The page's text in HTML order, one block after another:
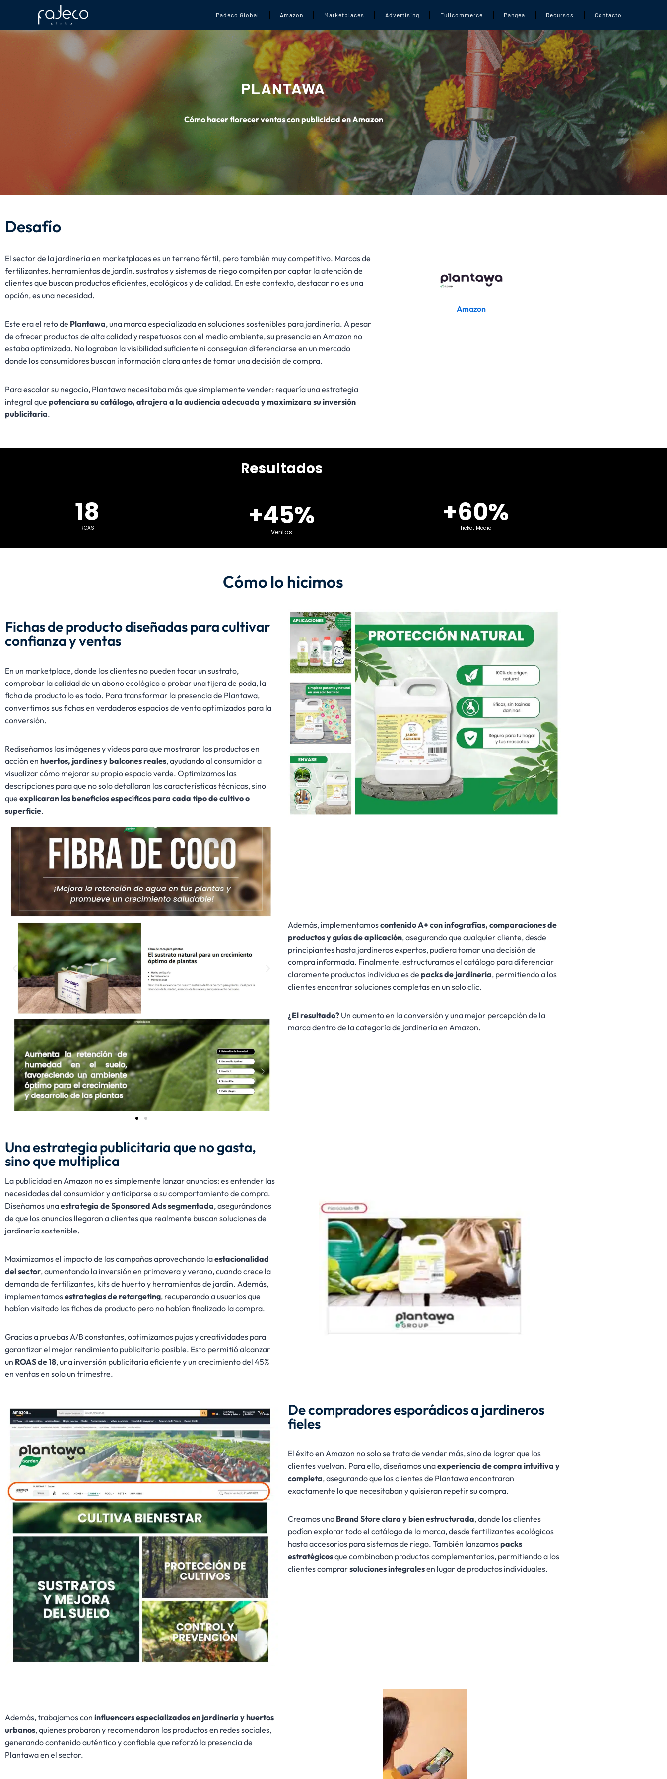
Padeco Global Amazon Marketplaces Advertising Fullcommerce Pangea Recursos Contacto
PLANTAWA
Cómo hacer florecer ventas con publicidad en Amazon
Desafío
El sector de la jardinería en marketplaces es un terreno fértil, pero también muy competitivo. Marcas de
fertilizantes, herramientas de jardín, sustratos y sistemas de riego compiten por captar la atención de
clientes que buscan productos eficientes, ecológicos y de calidad. En este contexto, destacar no es una
opción, es una necesidad.
Este era el reto de Plantawa, una marca especializada en soluciones sostenibles para jardinería. A pesar
de ofrecer productos de alta calidad y respetuosos con el medio ambiente, su presencia en Amazon no
estaba optimizada. No lograban la visibilidad suficiente ni conseguían diferenciarse en un mercado
donde los consumidores buscan información clara antes de tomar una decisión de compra.
Para escalar su negocio, Plantawa necesitaba más que simplemente vender: requería una estrategia
integral que potenciara su catálogo, atrajera a la audiencia adecuada y maximizara su inversión
publicitaria.
Amazon
18
ROAS
Resultados
+45%
Ventas
+60%
Ticket Medio
Cómo lo hicimos
Fichas de producto diseñadas para cultivar
confianza y ventas
En un marketplace, donde los clientes no pueden tocar un sustrato,
comprobar la calidad de un abono ecológico o probar una tijera de poda, la
ficha de producto lo es todo. Para transformar la presencia de Plantawa,
convertimos sus fichas en verdaderos espacios de venta optimizados para la
conversión.
Rediseñamos las imágenes y vídeos para que mostraran los productos en
acción en huertos, jardines y balcones reales, ayudando al consumidor a
visualizar cómo mejorar su propio espacio verde. Optimizamos las
descripciones para que no solo detallaran las características técnicas, sino
que explicaran los beneficios específicos para cada tipo de cultivo o
superficie.
Además, implementamoscontenido A+ con infografías, comparaciones de
productos y guías de aplicación, asegurando que cualquier cliente, desde
principiantes hasta jardineros expertos, pudiera tomar una decisión de
compra informada. Finalmente, estructuramos el catálogo para diferenciar
claramente productos individuales de packs de jardinería, permitiendo a los
clientes encontrar soluciones completas en un solo clic.
¿El resultado? Un aumento en la conversión y una mejor percepción de la
marca dentro de la categoría de jardinería en Amazon.
Una estrategia publicitaria que no gasta,
sino que multiplica
La publicidad en Amazon no es simplemente lanzar anuncios: es entender las
necesidades del consumidor y anticiparse a su comportamiento de compra.
Diseñamos unaestrategia de Sponsored Ads segmentada, asegurándonos
de que los anuncios llegaran a clientes que realmente buscan soluciones de
jardinería sostenible.
Maximizamos el impacto de las campañas aprovechando laestacionalidad
del sector, aumentando la inversión en primavera y verano, cuando crece la
demanda de fertilizantes, kits de huerto y herramientas de jardín. Además,
implementamosestrategias de retargeting, recuperando a usuarios que
habían visitado las fichas de producto pero no habían finalizado la compra.
Gracias a pruebas A/B constantes, optimizamos pujas y creatividades para
garantizar el mejor rendimiento publicitario posible. Esto permitió alcanzar
un ROAS de 18, una inversión publicitaria eficiente y un crecimiento del 45%
en ventas en solo un trimestre.
De compradores esporádicos a jardineros
fieles
El éxito en Amazon no solo se trata de vender más, sino de lograr que los
clientes vuelvan. Para ello, diseñamos unaexperiencia de compra intuitiva y
completa, asegurando que los clientes de Plantawa encontraran
exactamente lo que necesitaban y quisieran repetir su compra.
Creamos una Brand Store clara y bien estructurada, donde los clientes
podían explorar todo el catálogo de la marca, desde fertilizantes ecológicos
hasta accesorios para sistemas de riego. También lanzamospacks
estratégicosque combinaban productos complementarios, permitiendo a los
clientes comprarsoluciones integralesen lugar de productos individuales.
Además, trabajamos con influencers especializados en jardinería y huertos
urbanos, quienes probaron y recomendaron los productos en redes sociales,
generando contenido auténtico y confiable que reforzó la presencia de
Plantawa en el sector.